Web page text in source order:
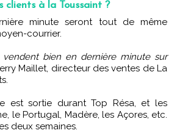
clients à la Toussaint ?
courrier.
vendent bien en dernière minute sur
Maillet, directeur des ventes de La
est sortie durant Top Résa, et les
le Portugal, Madère, les Açores, etc.
deux semaines.